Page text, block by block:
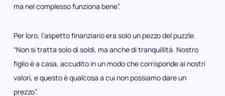
ma nel complesso funziona bene”.
Per loro, l’aspetto finanziario era solo un pezzo del puzzle.
“Non si tratta solo di soldi, ma anche di tranquillità. Nostro
figlio è a casa, accudito in un modo che corrisponde ai nostri
valori, e questo è qualcosa a cui non possiamo dare un
prezzo”.